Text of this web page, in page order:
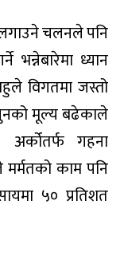
चलनले पनि
ध्यान
विगतमा जस्तो
मूल्य बढेकाले
गहना
काम पनि
५० प्रतिशत